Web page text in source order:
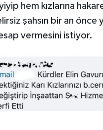
hem kızlarına
şahsın bir an önce
vermesini istiyor.